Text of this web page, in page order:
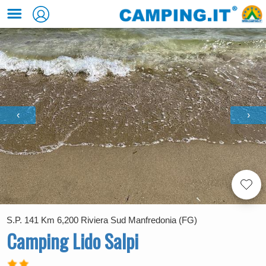
‹ ›
S.P. 141 Km 6,200 Riviera Sud Manfredonia (FG)
Camping Lido Salpi